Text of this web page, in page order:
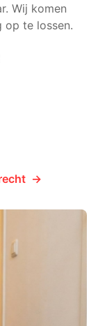
Wij komen
op te lossen.
→